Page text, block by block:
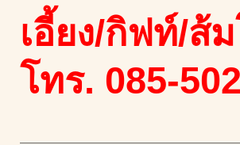
เอี้ยง/กิฟท์/ส้
โทร. 085-